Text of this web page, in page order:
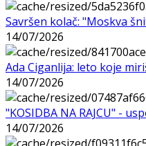
Savršen kolač: "Moskva
14/07/2026
Ada Ciganlija: leto koje
14/07/2026
"KOSIDBA NA RAJCU" -
14/07/2026